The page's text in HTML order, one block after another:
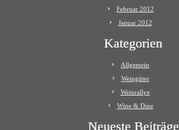
Februar 2012
Januar 2012
Kategorien
Allgemein
Weingüter
Weinrallye
Wine & Dine
Neueste Beiträge